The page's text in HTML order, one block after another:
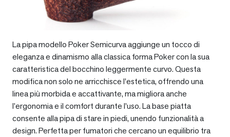
La pipa modello Poker Semicurva aggiunge un tocco di
eleganza e dinamismo alla classica forma Poker con la sua
caratteristica del bocchino leggermente curvo. Questa
modifica non solo ne arricchisce l’estetica, offrendo una
linea più morbida e accattivante, ma migliora anche
l’ergonomia e il comfort durante l’uso. La base piatta
consente alla pipa di stare in piedi, unendo funzionalità a
design. Perfetta per fumatori che cercano un equilibrio tra